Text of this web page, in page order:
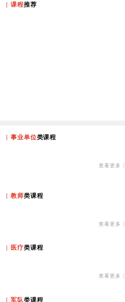
课程推荐
事业单位类课程
查看更多
教师类课程
查看更多
医疗类课程
查看更多
军队类课程